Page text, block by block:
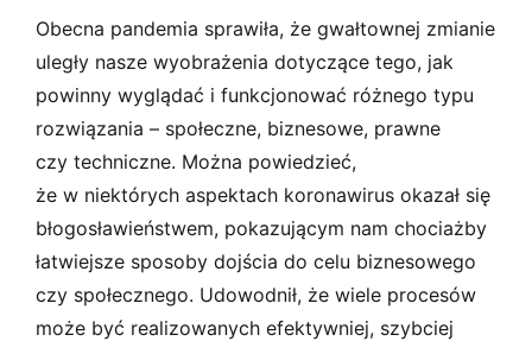
Obecna pandemia sprawiła, że gwałtownej zmianie
uległy nasze wyobrażenia dotyczące tego, jak
powinny wyglądać i funkcjonować różnego typu
rozwiązania – społeczne, biznesowe, prawne
czy techniczne. Można powiedzieć,
że w niektórych aspektach koronawirus okazał się
błogosławieństwem, pokazującym nam chociażby
łatwiejsze sposoby dojścia do celu biznesowego
czy społecznego. Udowodnił, że wiele procesów
może być realizowanych efektywniej, szybciej